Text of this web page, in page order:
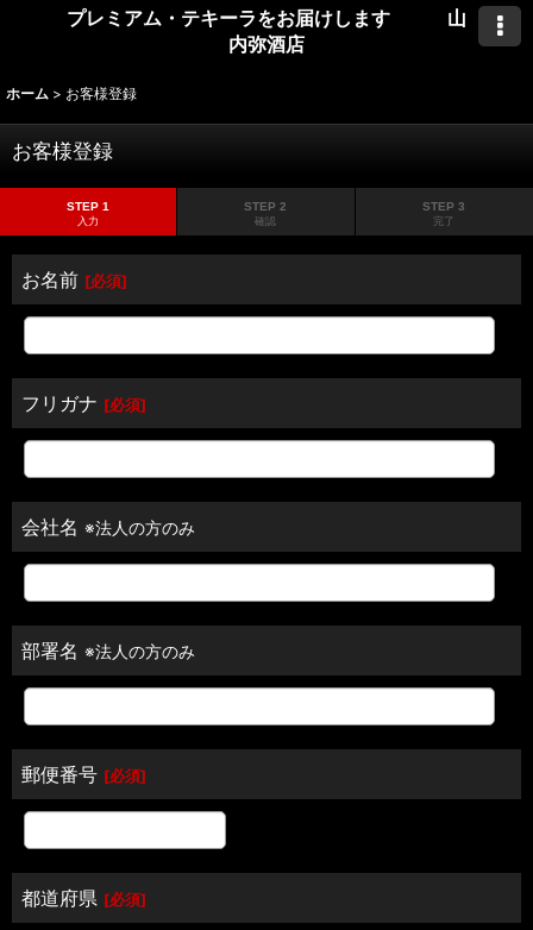
プレミアム・テキーラをお届けします 山
内弥酒店
ホーム > お客様登録
お客様登録
STEP 1
入力
STEP 2
確認
STEP 3
完了
お名前 [必須]
フリガナ [必須]
会社名 ※法人の方のみ
部署名 ※法人の方のみ
郵便番号 [必須]
都道府県 [必須]